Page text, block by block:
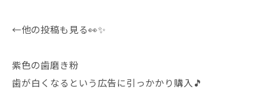
←他の投稿も見る👀✨
紫色の歯磨き粉
歯が白くなるという広告に引っかかり購入🎵